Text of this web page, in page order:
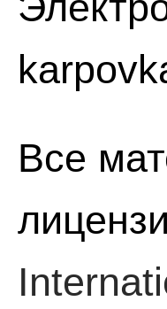
Все